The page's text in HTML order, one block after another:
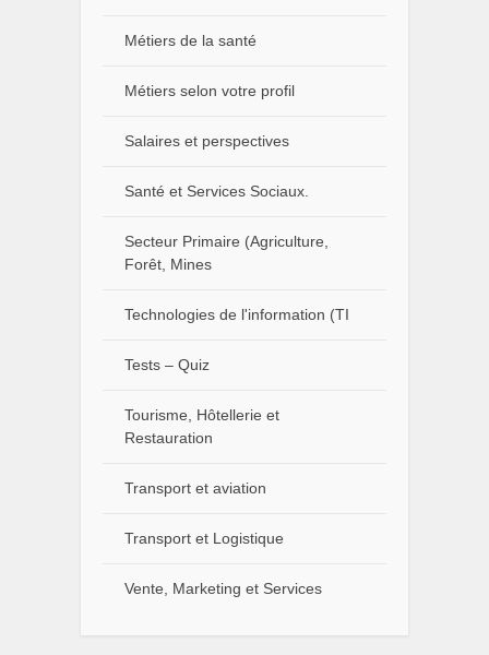
Métiers de la santé
Métiers selon votre profil
Salaires et perspectives
Santé et Services Sociaux.
Secteur Primaire (Agriculture,
Forêt, Mines
Technologies de l'information (TI
Tests – Quiz
Tourisme, Hôtellerie et
Restauration
Transport et aviation
Transport et Logistique
Vente, Marketing et Services